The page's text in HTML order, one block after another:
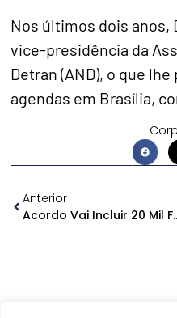
Nos últimos dois anos,
vice-presidência da
Detran (AND), o que
agendas em Brasília,
Anterior
Acordo Vai Incluir